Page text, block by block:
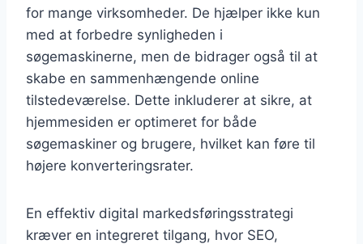
for mange virksomheder. De hjælper ikke kun
med at forbedre synligheden i
søgemaskinerne, men de bidrager også til at
skabe en sammenhængende online
tilstedeværelse. Dette inkluderer at sikre, at
hjemmesiden er optimeret for både
søgemaskiner og brugere, hvilket kan føre til
højere konverteringsrater.
En effektiv digital markedsføringsstrategi
kræver en integreret tilgang, hvor SEO,